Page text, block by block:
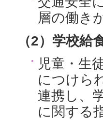
層の働き
（2）学校給
児童・生
につけら
連携し、
に関する